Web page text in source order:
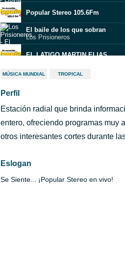
Popular Stereo 105.6Fm
El baile de los que sobran
Los Prisioneros
EL LATIGO MARTIN ELIAS
Popular Stereo 105.6Fm
Popular Stereo 105.6Fm
AGUA DE COCO JOSSIE
MÚSICA MUNDIAL TROPICAL
Perfil
Estación radial que brinda
entero, ofreciendo programas muy
otros interesantes cortes durante
Eslogan
Se Siente... ¡Popular Stereo en vivo!